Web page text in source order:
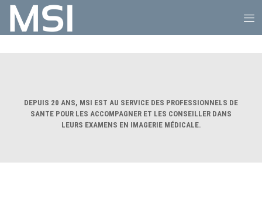
DEPUIS 20 ANS, MSI EST AU SERVICE DES PROFESSIONNELS DE
SANTE POUR LES ACCOMPAGNER ET LES CONSEILLER DANS
LEURS EXAMENS EN IMAGERIE MÉDICALE.